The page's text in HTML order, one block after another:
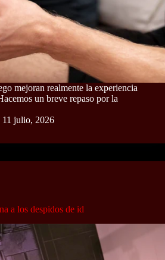
mejoran realmente la experiencia
un breve repaso por la
11 julio, 2026
a los despidos de id